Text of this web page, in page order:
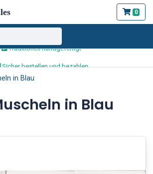
0
Weltweiter Versand
in Blau
in Blau